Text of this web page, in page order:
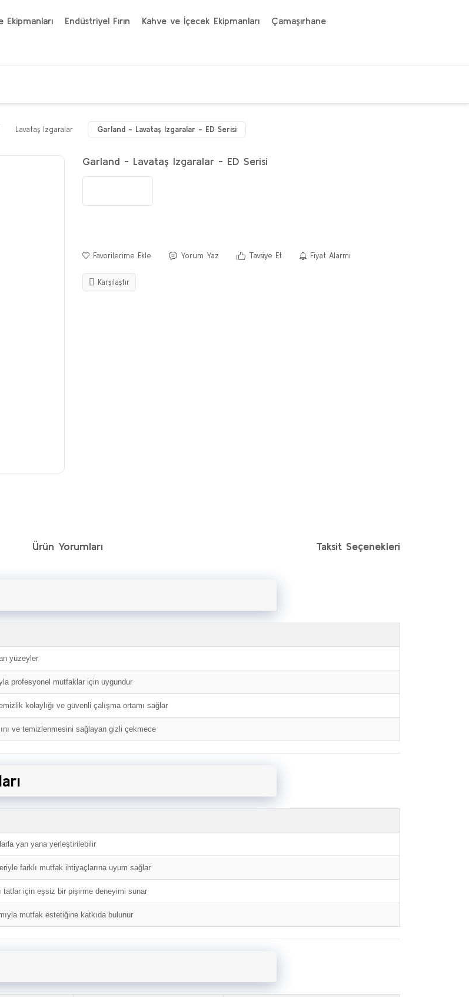
Ekipmanları Endüstriyel Fırın Kahve ve İçecek Ekipmanları Çamaşırhane
Lavataş Izgaralar Garland - Lavataş Izgaralar - ED Serisi
Garland - Lavataş Izgaralar - ED Serisi
Yorum Yaz Tavsiye Et Fiyat Alarmı
Karşılaştır
Ürün Yorumları Taksit Seçenekleri
yüzeyler
profesyonel mutfaklar için uygundur
kolaylığı ve güvenli çalışma ortamı sağlar
ve temizlenmesini sağlayan gizli çekmece
yan yana yerleştirilebilir
farklı mutfak ihtiyaçlarına uyum sağlar
tatlar için eşsiz bir pişirme deneyimi sunar
mutfak estetiğine katkıda bulunur